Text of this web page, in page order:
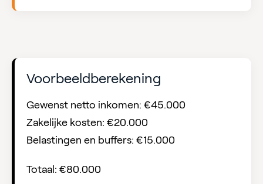
Voorbeeldberekening
Gewenst netto inkomen: €45.000
Zakelijke kosten: €20.000
Belastingen en buffers: €15.000
Totaal: €80.000